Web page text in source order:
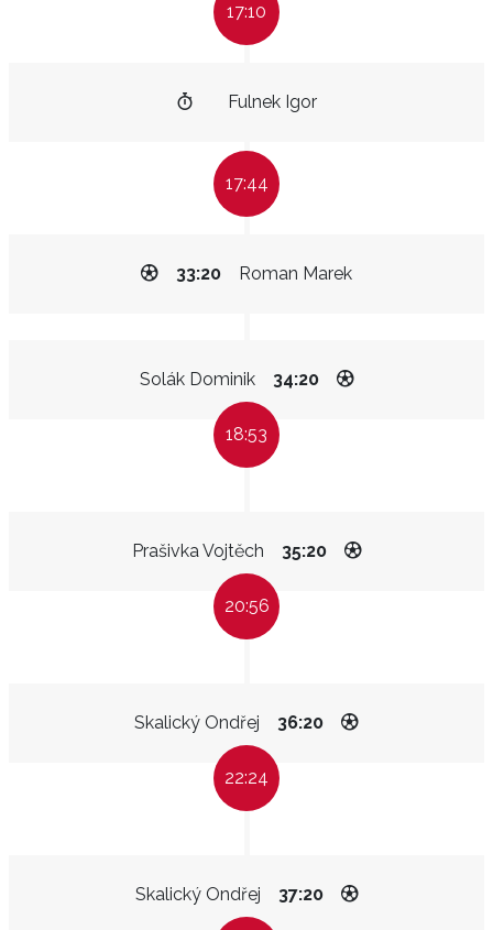
17:10
Fulnek Igor
17:44
Roman Marek
33:20
Solák Dominik 34:20
18:53
Prašivka Vojtěch 35:20
20:56
Skalický Ondřej 36:20
22:24
Skalický Ondřej 37:20